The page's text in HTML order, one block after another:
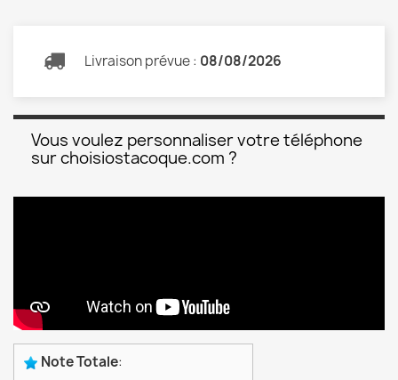
Livraison prévue : 08/08/2026
Vous voulez personnaliser votre téléphone
sur choisiostacoque.com ?
Note Totale: